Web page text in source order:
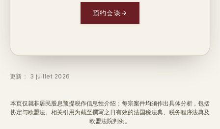
预约会谈→
更新： 3 juillet 2026
本页仅就非居民股息预提税作信息性介绍；每宗案件均须作出具体分析，包括
协定与欧盟法。相关引用为截至撰写之日有效的法国税法典、税务程序法典及
欧盟法院判例。